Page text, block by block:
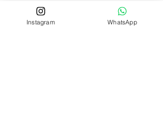
Corse
Locations de vacances près de Volpajola
Instagram WhatsApp